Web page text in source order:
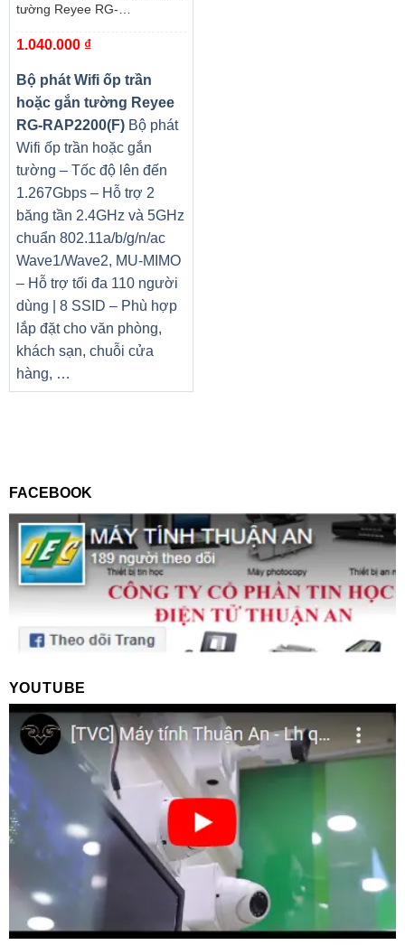
tường Reyee RG-
1.040.000 ₫
Bộ phát Wifi ốp trần
hoặc gắn tường Reyee
RG-RAP2200(F)Bộ phát
Wifi ốp trần hoặc gắn
tường – Tốc độ lên đến
1.267Gbps – Hỗ trợ 2
băng tần 2.4GHz và 5GHz
chuẩn 802.11a/b/g/n/ac
Wave1/Wave2, MU-MIMO
– Hỗ trợ tối đa 110 người
dùng | 8 SSID – Phù hợp
lắp đặt cho văn phòng,
khách sạn, chuỗi cửa
hàng, …
FACEBOOK
YOUTUBE